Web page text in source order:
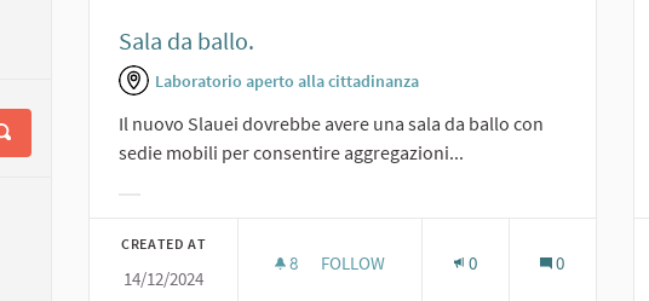
Sala da ballo.
Laboratorio aperto alla cittadinanza
Il nuovo Slauei dovrebbe avere una sala da ballo con
sedie mobili per consentire aggregazioni...
CREATED AT
14/12/2024
8 8 FOLLOWERS
FOLLOW 0 0